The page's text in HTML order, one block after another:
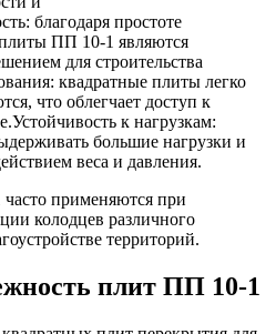
благодаря простоте
ПП 10-1 являются
для строительства
квадратные плиты легко
что облегчает доступ к
к нагрузкам:
большие нагрузки и
веса и давления.
применяются при
колодцев различного
территорий.
плит ПП 10-1